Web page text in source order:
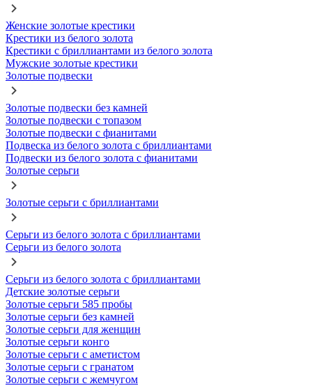
Женские золотые крестики
Крестики из белого золота
Крестики с бриллиантами из белого золота
Мужские золотые крестики
Золотые подвески
Золотые подвески без камней
Золотые подвески с топазом
Золотые подвески с фианитами
Подвеска из белого золота с бриллиантами
Подвески из белого золота с фианитами
Золотые серьги
Золотые серьги с бриллиантами
Серьги из белого золота с бриллиантами
Серьги из белого золота
Серьги из белого золота с бриллиантами
Детские золотые серьги
Золотые серьги 585 пробы
Золотые серьги без камней
Золотые серьги для женщин
Золотые серьги конго
Золотые серьги с аметистом
Золотые серьги с гранатом
Золотые серьги с жемчугом